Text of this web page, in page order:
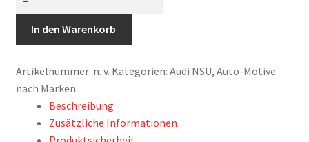
Audi
50,
Kratzel-
Auto,
kleiner
feiner
In den Warenkorb
Artikelnummer: n. v. Kategorien: Audi NSU, Auto-Motive
nach Marken
Beschreibung
Zusätzliche Informationen